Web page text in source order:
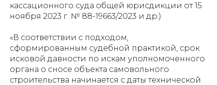
кассационного суда общей юрисдикции от 15
ноября 2023 г. № 88-19663/2023 и др.)
«В соответствии с подходом,
сформированным судебной практикой, срок
исковой давности по искам уполномоченного
органа о сносе объекта самовольного
строительства начинается с даты технической